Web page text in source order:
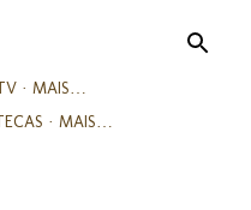
MAIS…
MAIS…